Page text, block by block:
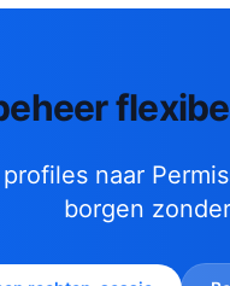
naar
borgen